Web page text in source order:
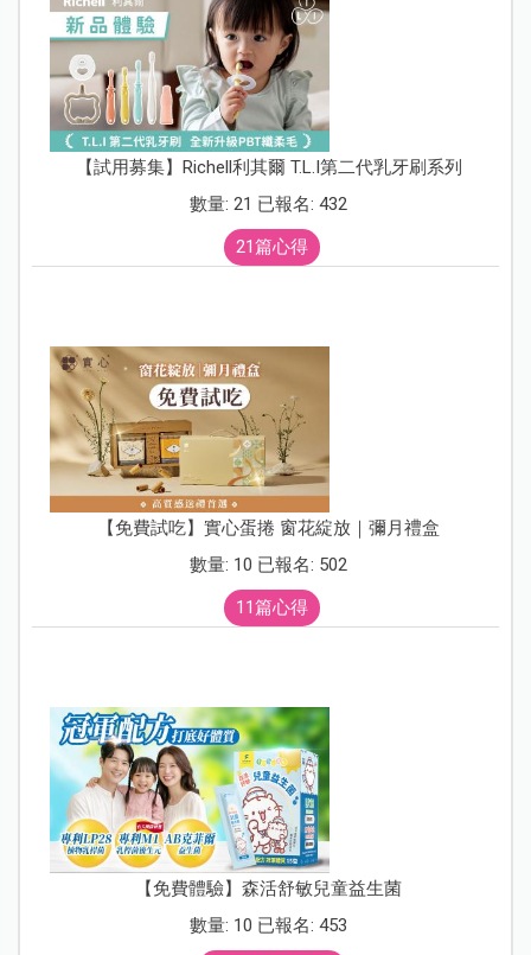
【試用募集】Richell利其爾 T.L.I第二代乳牙刷系列
數量: 21 已報名: 432
21篇心得
【免費試吃】實心蛋捲 窗花綻放｜彌月禮盒
數量: 10 已報名: 502
11篇心得
【免費體驗】森活舒敏兒童益生菌
數量: 10 已報名: 453